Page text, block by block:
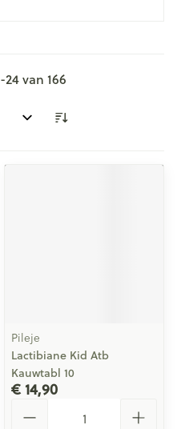
-24van 166
Pileje
Lactibiane Kid Atb
Kauwtabl 10
€ 14,90